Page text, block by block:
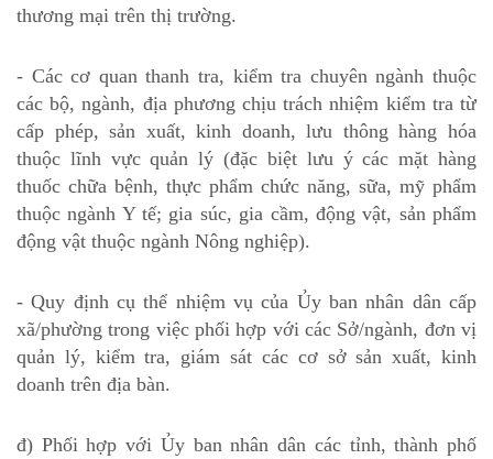
thương mại trên thị trường.
- Các cơ quan thanh tra, kiểm tra chuyên ngành thuộc
các bộ, ngành, địa phương chịu trách nhiệm kiểm tra từ
cấp phép, sản xuất, kinh doanh, lưu thông hàng hóa
thuộc lĩnh vực quản lý (đặc biệt lưu ý các mặt hàng
thuốc chữa bệnh, thực phẩm chức năng, sữa, mỹ phẩm
thuộc ngành Y tế; gia súc, gia cầm, động vật, sản phẩm
động vật thuộc ngành Nông nghiệp).
- Quy định cụ thể nhiệm vụ của Ủy ban nhân dân cấp
xã/phường trong việc phối hợp với các Sở/ngành, đơn vị
quản lý, kiểm tra, giám sát các cơ sở sản xuất, kinh
doanh trên địa bàn.
đ) Phối hợp với Ủy ban nhân dân các tỉnh, thành phố